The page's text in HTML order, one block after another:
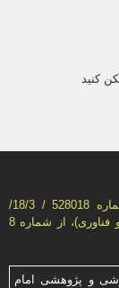
کنید
این فصل‌نامه، براساس نامه مورخ 1392/09/20 به شماره 528018 / 18/3/
كمیسیون نشریات علمی كشور(وزارت علوم، تحقیقات و فناوری)، از شماره 8
و پژوهشی امام